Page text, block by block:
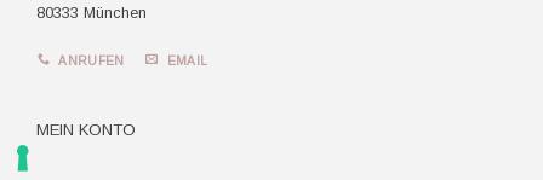
80333 München
ANRUFEN EMAIL
MEIN KONTO